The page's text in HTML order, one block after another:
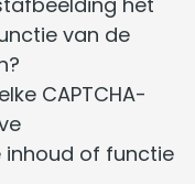
van de
CAPTCHA-
of functie